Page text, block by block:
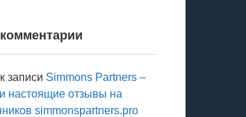
к записи Simmons Partners –
настоящие отзывы на
simmonspartners.pro